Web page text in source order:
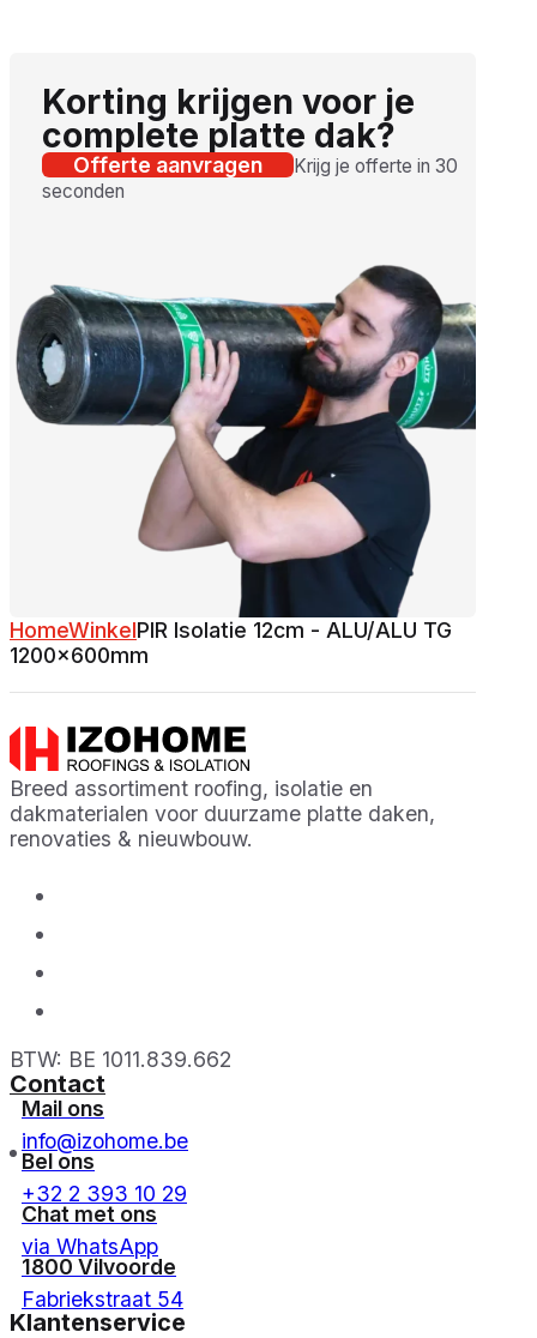
Korting krijgen voor je
complete platte dak?
Offerte aanvragen
Krijg je offerte in 30
seconden
HomeWinkelPIR Isolatie 12cm - ALU/ALU TG
1200x600mm
Breed assortiment roofing, isolatie en
dakmaterialen voor duurzame platte daken,
renovaties & nieuwbouw.
BTW: BE 1011.839.662
Contact
Mail ons
info@izohome.be
Bel ons
+32 2 393 10 29
Chat met ons
via WhatsApp
1800 Vilvoorde
Fabriekstraat 54
Klantenservice